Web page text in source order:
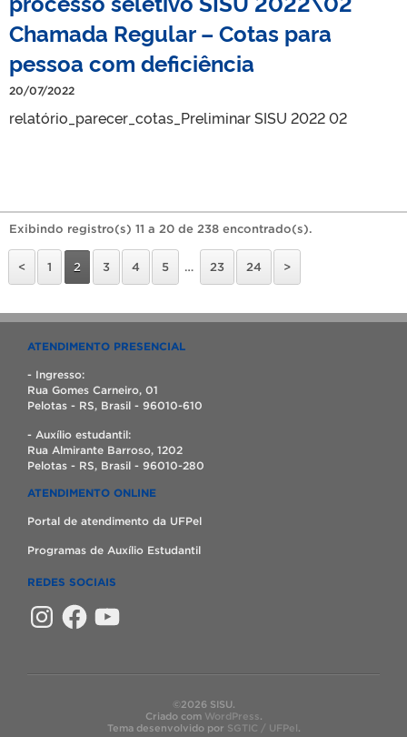
Chamada Regular – Cotas para
pessoa com deficiência
20/07/2022
relatório_parecer_cotas_Preliminar SISU 2022 02
Exibindo registro(s) 11 a 20 de 238 encontrado(s).
< 1 2 3 4 5 … 23 24 >
ATENDIMENTO PRESENCIAL
- Ingresso:
Rua Gomes Carneiro, 01
Pelotas - RS, Brasil - 96010-610
- Auxílio estudantil:
Rua Almirante Barroso, 1202
Pelotas - RS, Brasil - 96010-280
ATENDIMENTO ONLINE
Portal de atendimento da UFPel
Programas de Auxílio Estudantil
REDES SOCIAIS
InstagramFacebookYouTube
©2026 SISU.
Criado com WordPress.
Tema desenvolvido por SGTIC / UFPel.